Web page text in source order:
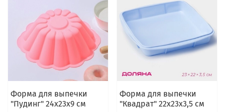
Форма для выпечки
"Пудинг" 24х23х9 см
Форма для выпечки
"Квадрат" 22х23х3,5 см